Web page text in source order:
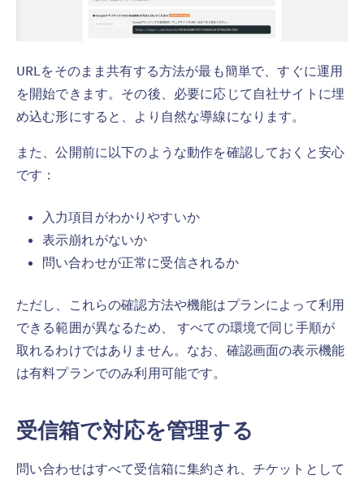
URLをそのまま共有する方法が最も簡単で、すぐに運用
を開始できます。その後、必要に応じて自社サイトに埋
め込む形にすると、より自然な導線になります。
また、公開前に以下のような動作を確認しておくと安心
です：
入力項目がわかりやすいか
表示崩れがないか
問い合わせが正常に受信されるか
ただし、これらの確認方法や機能はプランによって利用
できる範囲が異なるため、 すべての環境で同じ手順が
取れるわけではありません。なお、確認画面の表示機能
は有料プランでのみ利用可能です。
受信箱で対応を管理する
問い合わせはすべて受信箱に集約され、チケットとして